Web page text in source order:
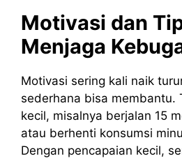
Motivasi dan
Menjaga
Motivasi sering kali naik
sederhana bisa membantu.
kecil, misalnya berjalan 15
atau berhenti konsumsi
Dengan pencapaian kecil,